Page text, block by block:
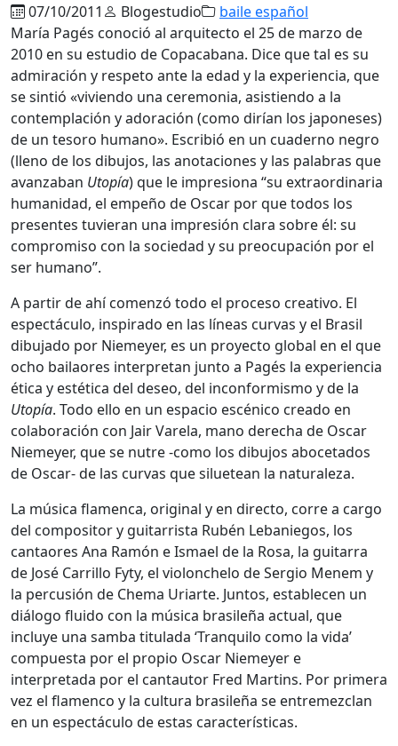
07/10/2011 Blogestudio
baile español
María Pagés conoció al arquitecto el 25 de marzo de
2010 en su estudio de Copacabana. Dice que tal es su
admiración y respeto ante la edad y la experiencia, que
se sintió «viviendo una ceremonia, asistiendo a la
contemplación y adoración (como dirían los japoneses)
de un tesoro humano». Escribió en un cuaderno negro
(lleno de los dibujos, las anotaciones y las palabras que
avanzaban Utopía) que le impresiona “su extraordinaria
humanidad, el empeño de Oscar por que todos los
presentes tuvieran una impresión clara sobre él: su
compromiso con la sociedad y su preocupación por el
ser humano”.
A partir de ahí comenzó todo el proceso creativo. El
espectáculo, inspirado en las líneas curvas y el Brasil
dibujado por Niemeyer, es un proyecto global en el que
ocho bailaores interpretan junto a Pagés la experiencia
ética y estética del deseo, del inconformismo y de la
Utopía. Todo ello en un espacio escénico creado en
colaboración con Jair Varela, mano derecha de Oscar
Niemeyer, que se nutre -como los dibujos abocetados
de Oscar- de las curvas que siluetean la naturaleza.
La música flamenca, original y en directo, corre a cargo
del compositor y guitarrista Rubén Lebaniegos, los
cantaores Ana Ramón e Ismael de la Rosa, la guitarra
de José Carrillo Fyty, el violonchelo de Sergio Menem y
la percusión de Chema Uriarte. Juntos, establecen un
diálogo fluido con la música brasileña actual, que
incluye una samba titulada ‘Tranquilo como la vida’
compuesta por el propio Oscar Niemeyer e
interpretada por el cantautor Fred Martins. Por primera
vez el flamenco y la cultura brasileña se entremezclan
en un espectáculo de estas características.